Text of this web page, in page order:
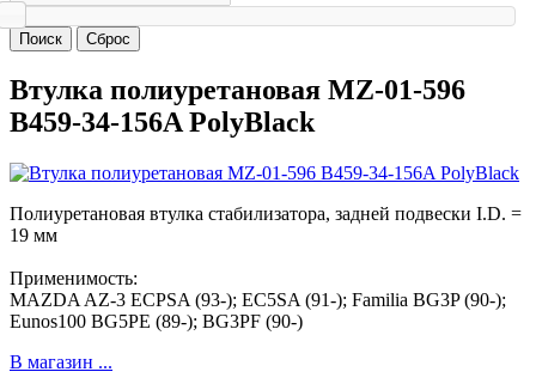
Втулка полиуретановая MZ-01-596
B459-34-156A PolyBlack
Полиуретановая втулка стабилизатора, задней подвески I.D. =
19 мм
Применимость:
MAZDA AZ-3 ECPSA (93-); EC5SA (91-); Familia BG3P (90-);
Eunos100 BG5PE (89-); BG3PF (90-)
В магазин ...